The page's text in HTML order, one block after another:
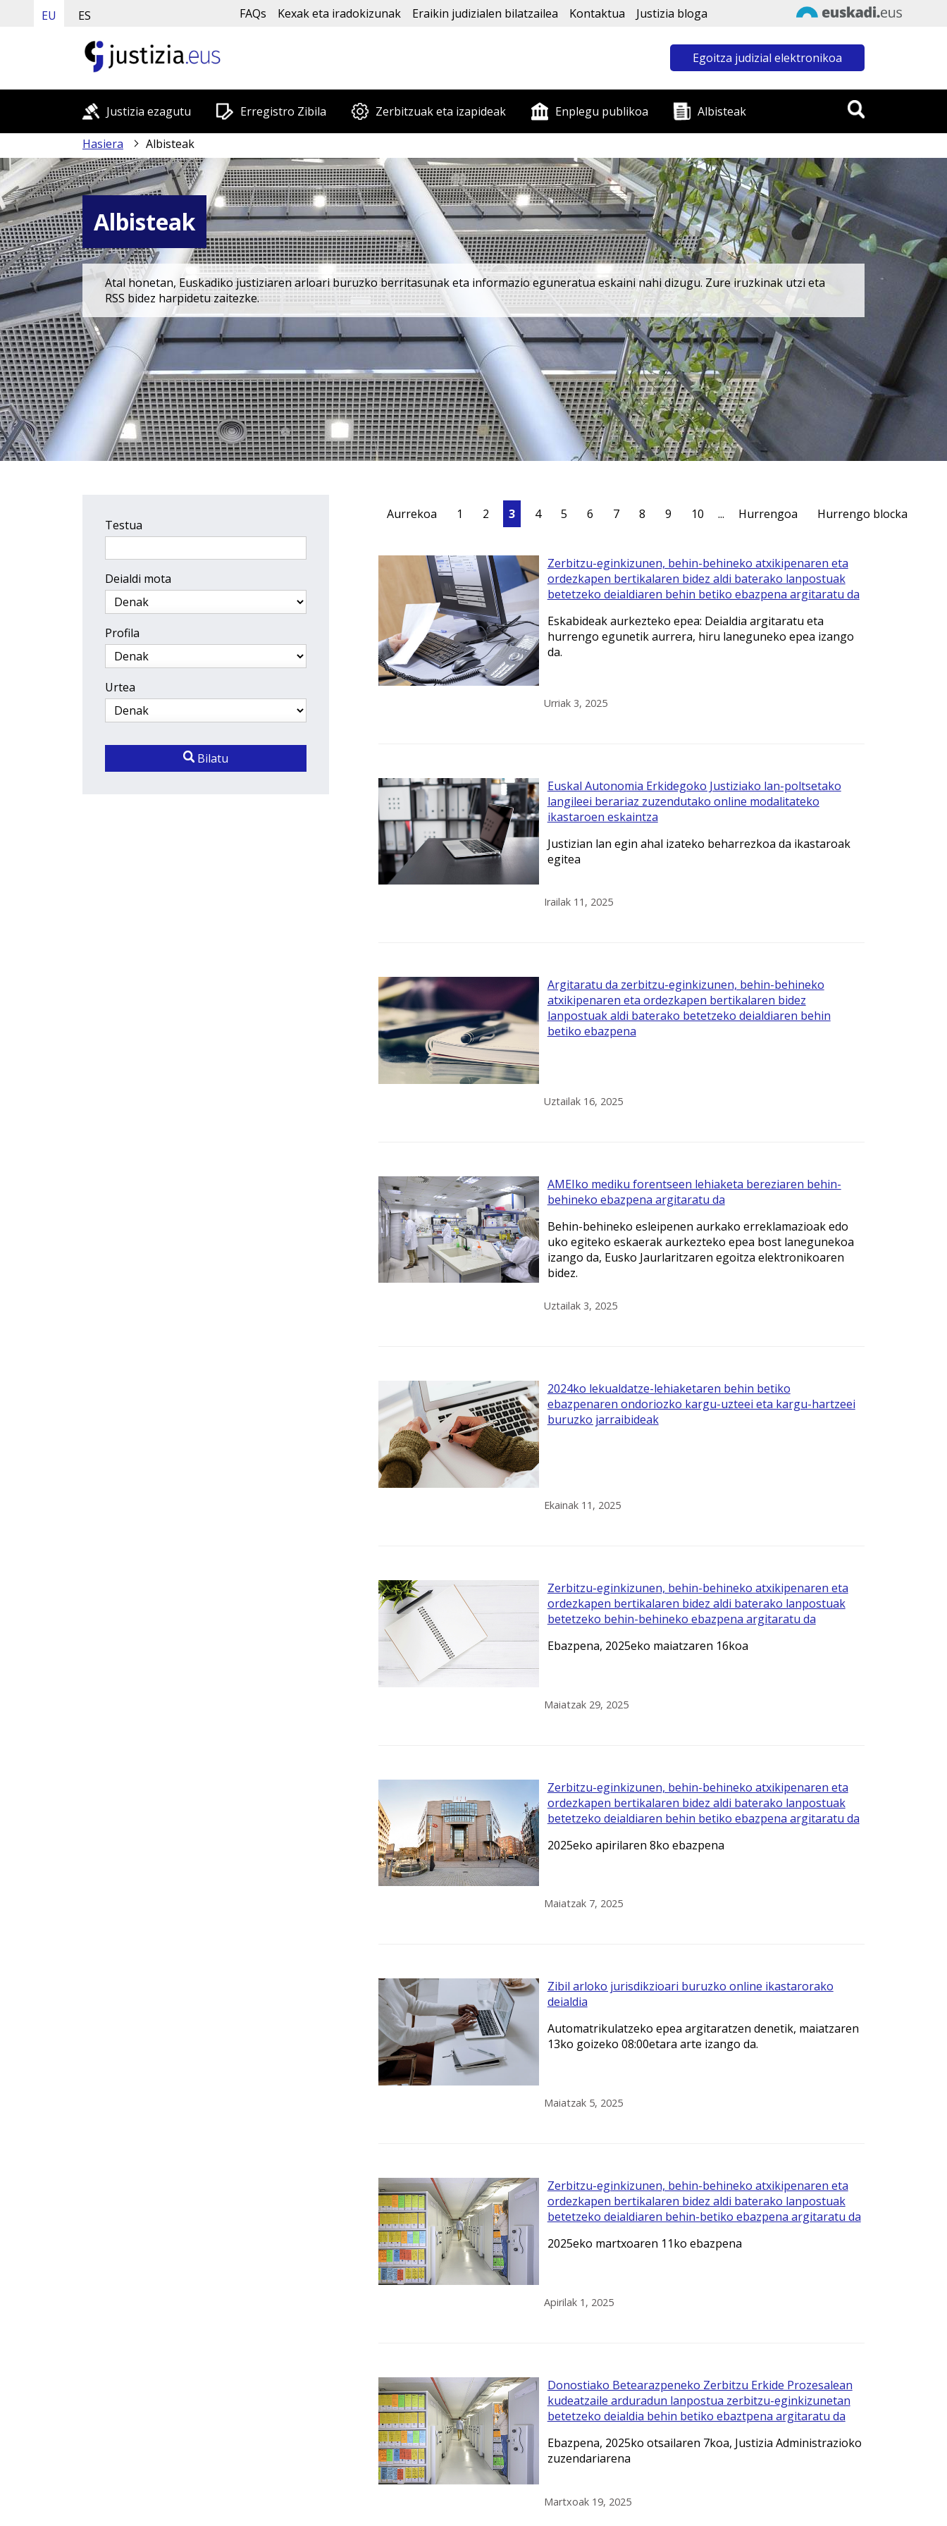
EU ES FAQs Kexak eta iradokizunak Eraikin judizialen bilatzailea Kontaktua Justizia bloga
Egoitza judizial elektronikoa
Justizia ezagutu Erregistro Zibila Zerbitzuak eta izapideak Enplegu publikoa Albisteak
Hasiera Albisteak
Albisteak
Atal honetan, Euskadiko justiziaren arloari buruzko berritasunak eta informazio eguneratua eskaini nahi dizugu. Zure iruzkinak utzi eta
RSS bidez harpidetu zaitezke.
Testua
Deialdi mota
Profila
Urtea
Bilatu
Aurrekoa 1 2 3 4 5 6 7 8 9 10 ... Hurrengoa Hurrengo blocka
Zerbitzu-eginkizunen, behin-behineko atxikipenaren eta
ordezkapen bertikalaren bidez aldi baterako lanpostuak
betetzeko deialdiaren behin betiko ebazpena argitaratu da
Eskabideak aurkezteko epea: Deialdia argitaratu eta
hurrengo egunetik aurrera, hiru laneguneko epea izango
da.
Urriak 3, 2025
Euskal Autonomia Erkidegoko Justiziako lan-poltsetako
langileei berariaz zuzendutako online modalitateko
ikastaroen eskaintza
Justizian lan egin ahal izateko beharrezkoa da ikastaroak
egitea
Irailak 11, 2025
Argitaratu da zerbitzu-eginkizunen, behin-behineko
atxikipenaren eta ordezkapen bertikalaren bidez
lanpostuak aldi baterako betetzeko deialdiaren behin
betiko ebazpena
Uztailak 16, 2025
AMEIko mediku forentseen lehiaketa bereziaren behin-
behineko ebazpena argitaratu da
Behin-behineko esleipenen aurkako erreklamazioak edo
uko egiteko eskaerak aurkezteko epea bost lanegunekoa
izango da, Eusko Jaurlaritzaren egoitza elektronikoaren
bidez.
Uztailak 3, 2025
2024ko lekualdatze-lehiaketaren behin betiko
ebazpenaren ondoriozko kargu-uzteei eta kargu-hartzeei
buruzko jarraibideak
Ekainak 11, 2025
Zerbitzu-eginkizunen, behin-behineko atxikipenaren eta
ordezkapen bertikalaren bidez aldi baterako lanpostuak
betetzeko behin-behineko ebazpena argitaratu da
Ebazpena, 2025eko maiatzaren 16koa
Maiatzak 29, 2025
Zerbitzu-eginkizunen, behin-behineko atxikipenaren eta
ordezkapen bertikalaren bidez aldi baterako lanpostuak
betetzeko deialdiaren behin betiko ebazpena argitaratu da
2025eko apirilaren 8ko ebazpena
Maiatzak 7, 2025
Zibil arloko jurisdikzioari buruzko online ikastarorako
deialdia
Automatrikulatzeko epea argitaratzen denetik, maiatzaren
13ko goizeko 08:00etara arte izango da.
Maiatzak 5, 2025
Zerbitzu-eginkizunen, behin-behineko atxikipenaren eta
ordezkapen bertikalaren bidez aldi baterako lanpostuak
betetzeko deialdiaren behin-betiko ebazpena argitaratu da
2025eko martxoaren 11ko ebazpena
Apirilak 1, 2025
Donostiako Betearazpeneko Zerbitzu Erkide Prozesalean
kudeatzaile arduradun lanpostua zerbitzu-eginkizunetan
betetzeko deialdia behin betiko ebaztpena argitaratu da
Ebazpena, 2025ko otsailaren 7koa, Justizia Administrazioko
zuzendariarena
Martxoak 19, 2025